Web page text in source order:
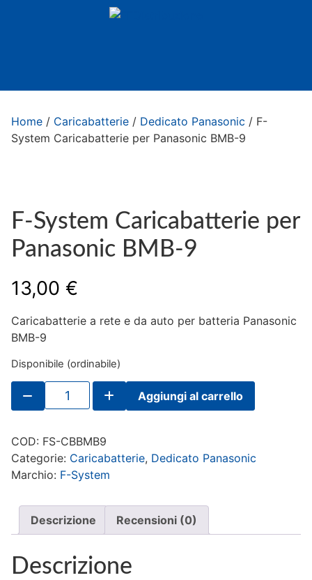
Home / Caricabatterie / Dedicato Panasonic / F-
System Caricabatterie per Panasonic BMB-9
F-System Caricabatterie per
Panasonic BMB-9
13,00 €
Caricabatterie a rete e da auto per batteria Panasonic
BMB-9
Disponibile (ordinabile)
F-
System
Caricabatterie
BMB-
9
quantità
Aggiungi al carrello
COD: FS-CBBMB9
Categorie: Caricabatterie, Dedicato Panasonic
Marchio: F-System
Descrizione Recensioni (0)
Descrizione